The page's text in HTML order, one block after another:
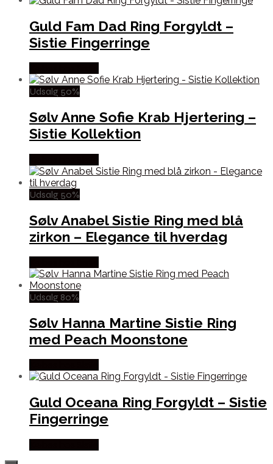
Guld Fam Dad Ring Forgyldt –
Sistie Fingerringe
Udsalg 50%
Sølv Anne Sofie Krab Hjertering –
Sistie Kollektion
Udsalg 50%
Sølv Anabel Sistie Ring med blå
zirkon – Elegance til hverdag
Udsalg 80%
Sølv Hanna Martine Sistie Ring
med Peach Moonstone
Guld Oceana Ring Forgyldt – Sistie
Fingerringe